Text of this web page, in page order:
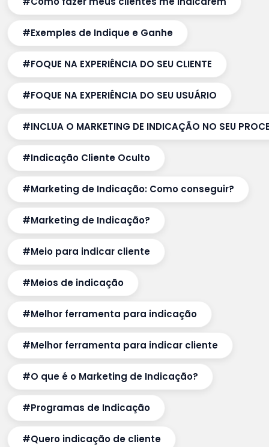
#Exemples de Indique e Ganhe
#FOQUE NA EXPERIÊNCIA DO SEU CLIENTE
#FOQUE NA EXPERIÊNCIA DO SEU USUÁRIO
#INCLUA O MARKETING DE INDICAÇÃO NO SEU
#Indicação Cliente Oculto
#Marketing de Indicação: Como conseguir?
#Marketing de Indicação?
#Meio para indicar cliente
#Meios de indicação
#Melhor ferramenta para indicação
#Melhor ferramenta para indicar cliente
#O que é o Marketing de Indicação?
#Programas de Indicação
#Quero indicação de cliente